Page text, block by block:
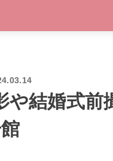
や結婚式前